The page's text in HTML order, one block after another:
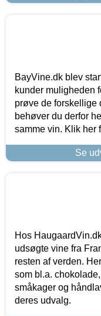
BayVine.dk blev
kunder muligheden
prøve de forskellige
behøver du derfor
samme vin. Klik her
Se
Hos
udsøgte vine fra
resten af verden.
som bl.a.
småkager og
deres udvalg.